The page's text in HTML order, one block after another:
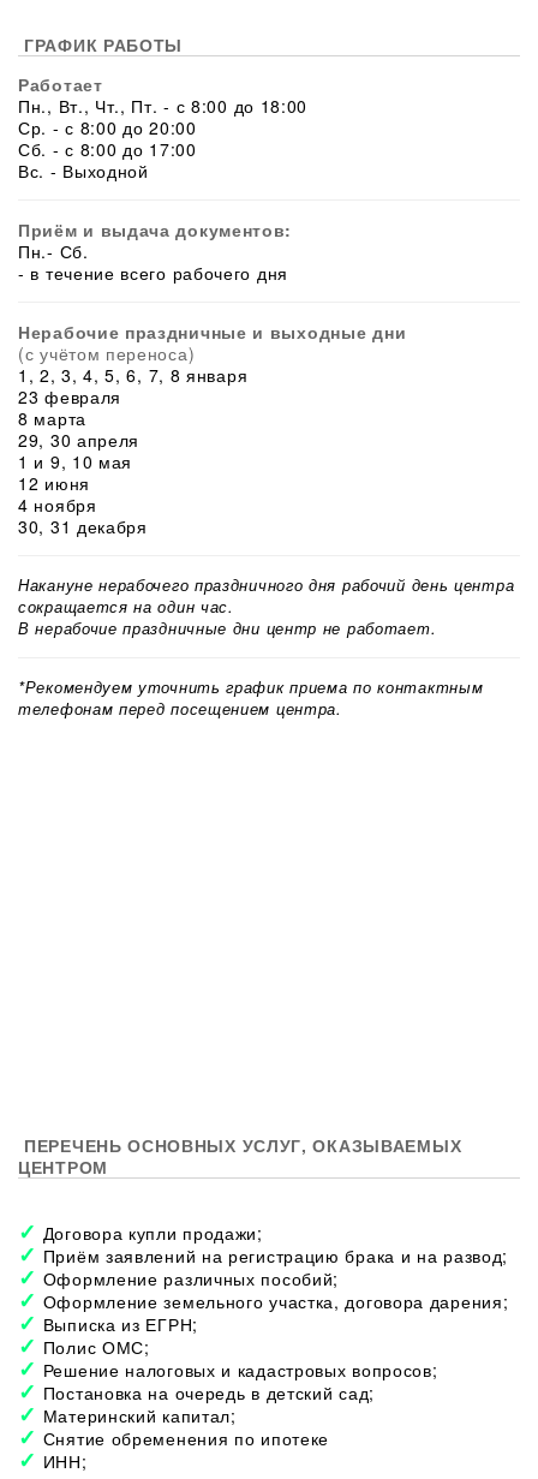
ГРАФИК РАБОТЫ
Работает
Пн., Вт., Чт., Пт. - с 8:00 до 18:00
Ср. - с 8:00 до 20:00
Сб. - с 8:00 до 17:00
Вс. - Выходной
Приём и выдача документов:
Пн.- Сб.
- в течение всего рабочего дня
Нерабочие праздничные и выходные дни
(с учётом переноса)
1, 2, 3, 4, 5, 6, 7, 8 января
23 февраля
8 марта
29, 30 апреля
1 и 9, 10 мая
12 июня
4 ноября
30, 31 декабря
Накануне нерабочего праздничного дня рабочий день центра
сокращается на один час.
В нерабочие праздничные дни центр не работает.
*Рекомендуем уточнить график приема по контактным
телефонам перед посещением центра.
ПЕРЕЧЕНЬ ОСНОВНЫХ УСЛУГ, ОКАЗЫВАЕМЫХ
ЦЕНТРОМ
Договора купли продажи;
Приём заявлений на регистрацию брака и на развод;
Оформление различных пособий;
Оформление земельного участка, договора дарения;
Выписка из ЕГРН;
Полис ОМС;
Решение налоговых и кадастровых вопросов;
Постановка на очередь в детский сад;
Материнский капитал;
Снятие обременения по ипотеке
ИНН;